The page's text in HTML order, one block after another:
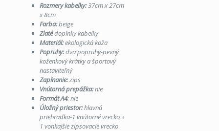
Rozmery kabelky:37cm x 27cm
x 8cm
Farba:beige
Zlatédoplnky kabelky
Materiál:ekologická koža
Popruhy:dva popruhy-pevný
koženkový krátky a športový
nastaviteľný
Zapínanie:zips
Vnútorná prepážka:nie
Formát A4: nie
Úložný priestor:hlavná
priehradka-1 vnútorné vrecko +
1 vonkajšie zipsovacie vrecko